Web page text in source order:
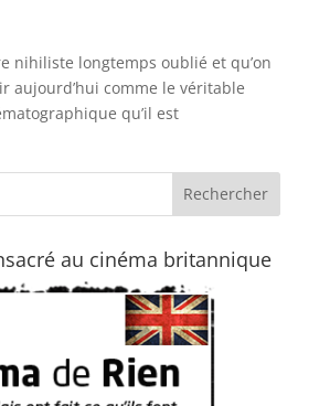
nihiliste longtemps oublié et qu’on
aujourd’hui comme le véritable
qu’il est
au cinéma britannique